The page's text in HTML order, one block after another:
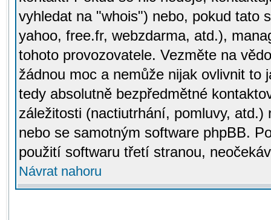
vyhledat na "whois") nebo, pokud tato
yahoo, free.fr, webzdarma, atd.),
tohoto provozovatele. Vezměte na
žádnou moc a nemůže nijak ovlivnit to
tedy absolutně bezpředmětné
záležitosti (nactiutrhání, pomluvy,
nebo se samotným software phpBB.
použití softwaru třetí stranou,
Návrat nahoru